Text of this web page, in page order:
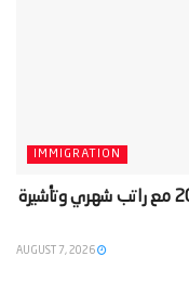
IMMIGRATION
‫فرصة تطوع ممولة بالكامل في السويد 2026 مع راتب شهري وتأشيرة